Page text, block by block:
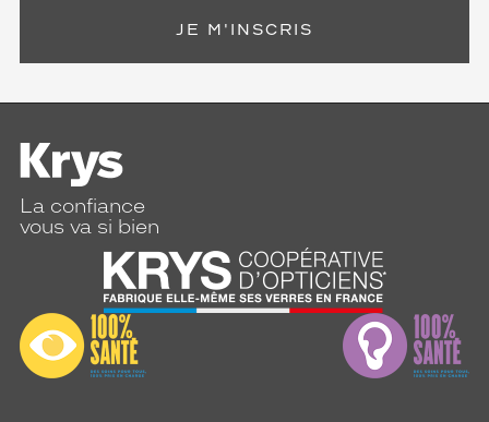
JE M'INSCRIS
La confiance
vous va si bien